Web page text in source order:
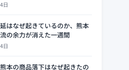
日
はなぜ起きているのか、熊本
の余力が消えた一週間
日
本の商品落下はなぜ起きたの